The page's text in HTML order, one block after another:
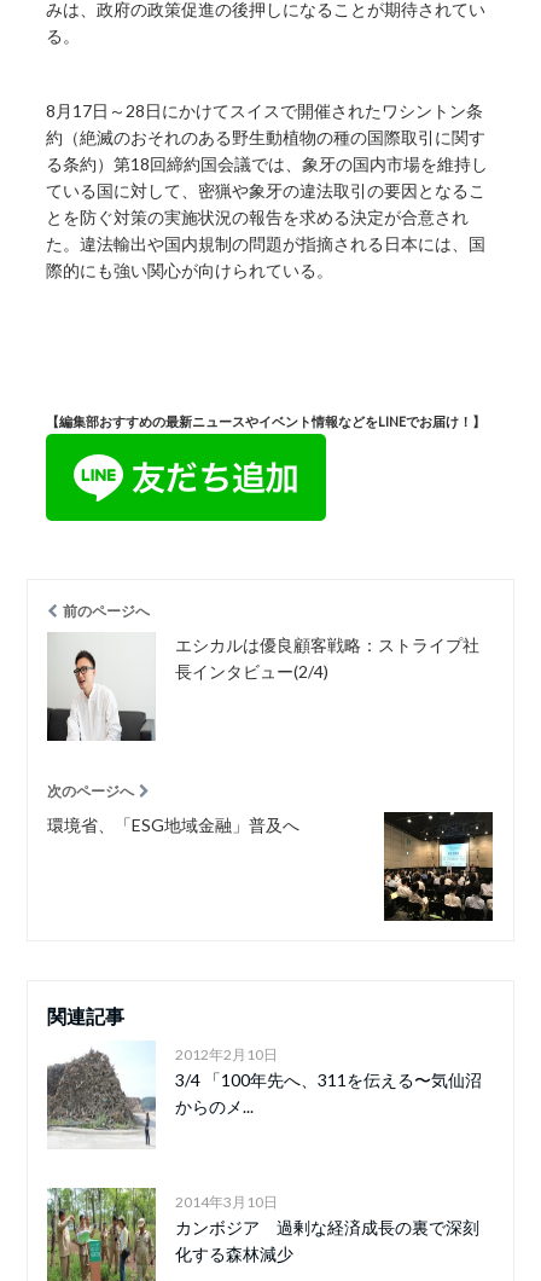
みは、政府の政策促進の後押しになることが期待されてい
る。
8月17日～28日にかけてスイスで開催されたワシントン条
約（絶滅のおそれのある野生動植物の種の国際取引に関す
る条約）第18回締約国会議では、象牙の国内市場を維持し
ている国に対して、密猟や象牙の違法取引の要因となるこ
とを防ぐ対策の実施状況の報告を求める決定が合意され
た。違法輸出や国内規制の問題が指摘される日本には、国
際的にも強い関心が向けられている。
【編集部おすすめの最新ニュースやイベント情報などをLINEでお届け！】
前のページへ
エシカルは優良顧客戦略：ストライプ社
長インタビュー(2/4)
次のページへ
環境省、「ESG地域金融」普及へ
関連記事
2012年2月10日
3/4 「100年先へ、311を伝える〜気仙沼
からのメ...
2014年3月10日
カンボジア 過剰な経済成長の裏で深刻
化する森林減少